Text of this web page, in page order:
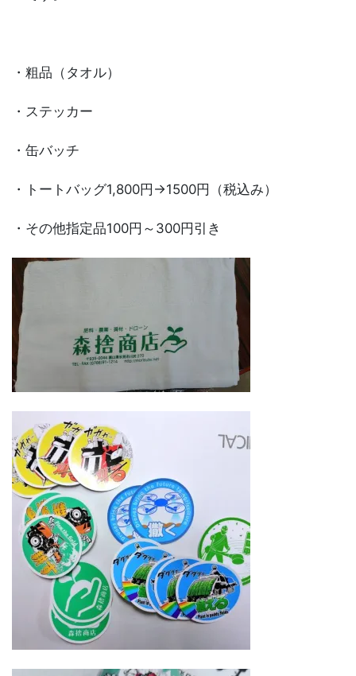
・粗品（タオル）
・ステッカー
・缶バッチ
・トートバッグ1,800円→1500円（税込み）
・その他指定品100円～300円引き